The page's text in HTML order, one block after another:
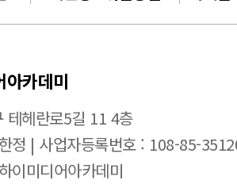
아카데미
테헤란로5길 11 4층
정 | 사업자등록번호 : 108-85-
이미디어아카데미